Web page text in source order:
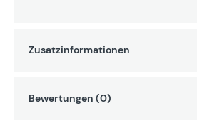
Zusatzinformationen
Bewertungen (0)